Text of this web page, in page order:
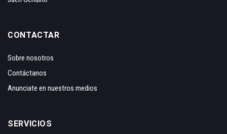
CONTACTAR
Sobre nosotros
Contáctanos
Anunciate en nuestros medios
SERVICIOS